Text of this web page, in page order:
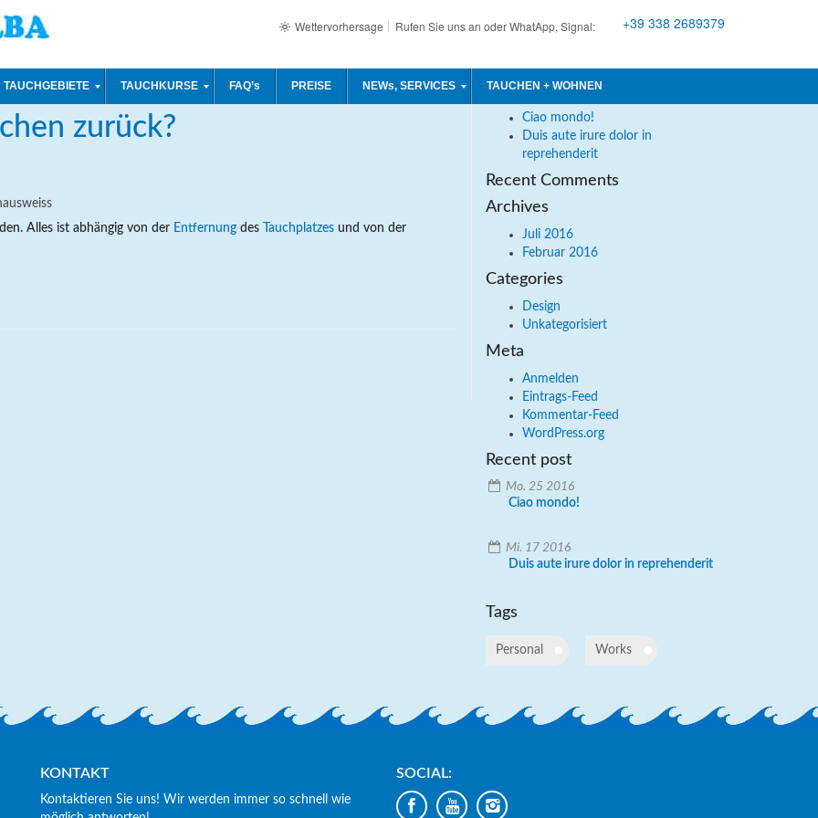
+39 338 2689379
Wettervorhersage Rufen Sie uns an oder WhatApp, Signal:
TAUCHGEBIETE TAUCHKURSE FAQ’s PREISE NEWs, SERVICES TAUCHEN + WOHNEN
Kommentare deaktiviert
Tauchen
zurück?
Alles ist abhängig von der Entfernung des Tauchplatzes und von der
Recent Posts
Ciao mondo!
Duis aute irure dolor in
reprehenderit
Recent Comments
Archives
Juli 2016
Februar 2016
Categories
Design
Unkategorisiert
Meta
Anmelden
Eintrags-Feed
Kommentar-Feed
WordPress.org
Recent post
Mo. 25 2016
Ciao mondo!
Mi. 17 2016
Duis aute irure dolor in reprehenderit
Tags
Personal Works
KONTAKT
Kontaktieren Sie uns! Wir werden immer so schnell wie
SOCIAL: